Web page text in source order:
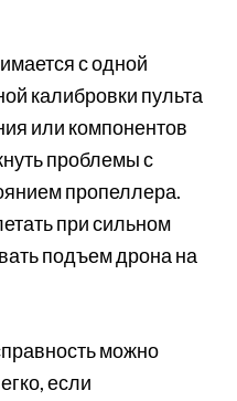
с одной
калибровки пульта
или компонентов
проблемы с
пропеллера.
при сильном
подъем дрона на
можно
если